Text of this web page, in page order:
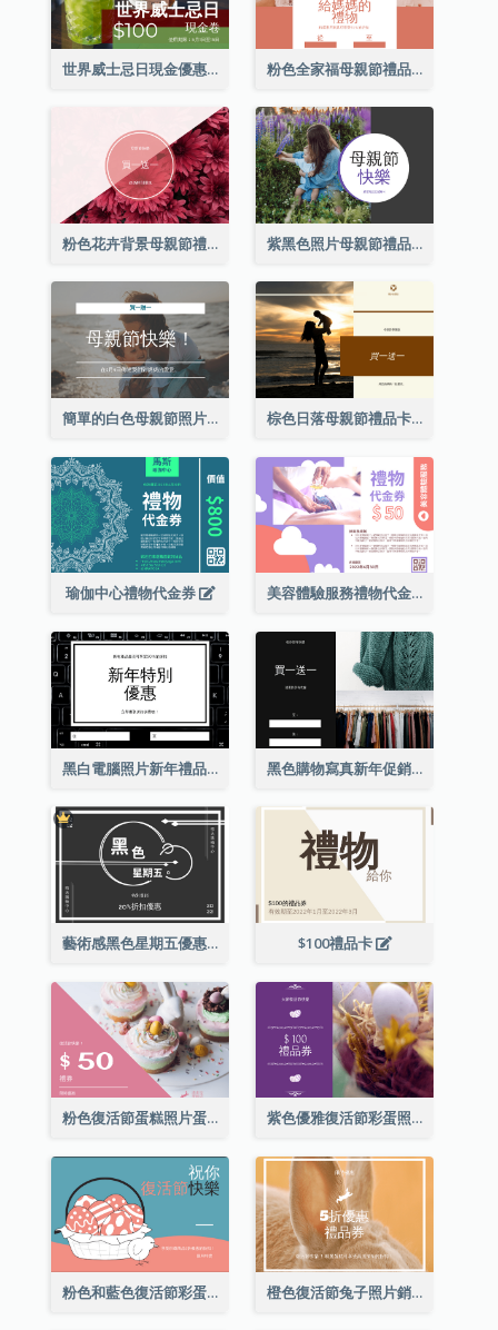
世界威士忌日現金優惠券 粉色全家福母親節禮品卡
粉色花卉背景母親節禮品卡 紫黑色照片母親節禮品卡
簡單的白色母親節照片禮品卡 棕色日落母親節禮品卡
瑜伽中心禮物代金券 美容體驗服務禮物代金券
黑白電腦照片新年禮品卡 黑色購物寫真新年促銷禮品卡
藝術感黑色星期五優惠券 $100禮品卡
粉色復活節蛋糕照片蛋糕店禮品卡 紫色優雅復活節彩蛋照片禮品卡
粉色和藍色復活節彩蛋銷售禮品卡 橙色復活節兔子照片銷售禮品卡